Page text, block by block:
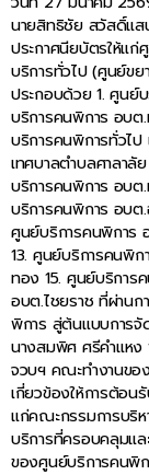
นายสิทธิชัย สวัสดิ์แส
ประกาศนียบัตรให้แ
บริการทั่วไป (ศูนย์ข
ประกอบด้วย 1. ศูนย์
บริการคนพิการ อบ
บริการคนพิการทั่วไ
เทศบาลตำบลศาลาลั
บริการคนพิการ อบ
บริการคนพิการ อบต.
ศูนย์บริการคนพิการ
13. ศูนย์บริการคนพิ
ทอง 15. ศูนย์บริการ
อบต.ไชยราช ที่ผ่าน
พิการ สู่ต้นแบบการจั
นางสมพิศ ศรีคำแห
จวบฯ คณะทำงานขอ
เกี่ยวข้องให้การต้อน
แก่คณะกรรมการบริห
บริการที่ครอบคลุมแล
ของศูนย์บริการคนพิ